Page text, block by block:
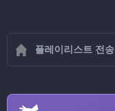
플레이리스트 전송